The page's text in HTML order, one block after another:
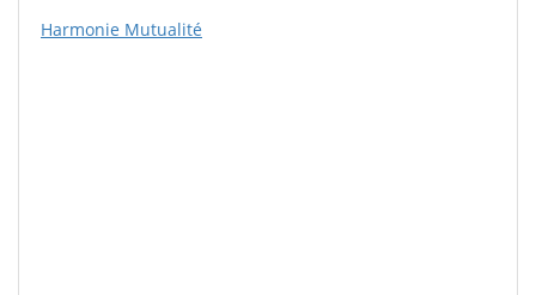
Harmonie Mutualité